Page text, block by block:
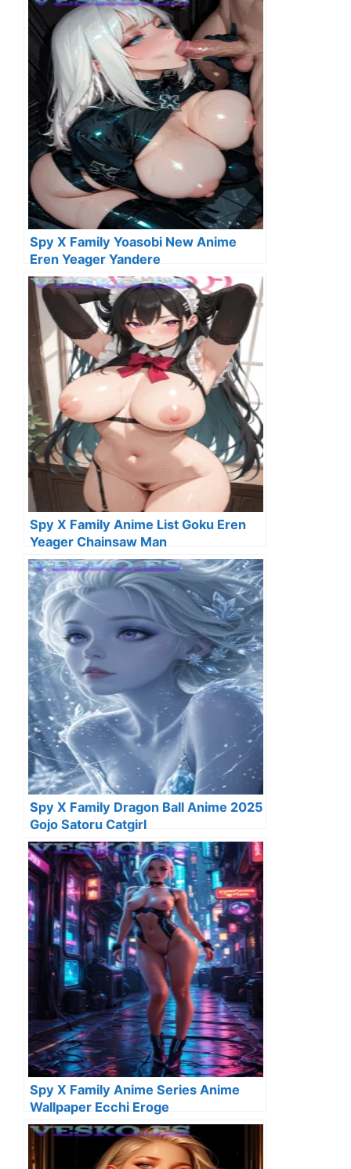
Spy X Family Yoasobi New Anime
Eren Yeager Yandere
Spy X Family Anime List Goku Eren
Yeager Chainsaw Man
Spy X Family Dragon Ball Anime 2025
Gojo Satoru Catgirl
Spy X Family Anime Series Anime
Wallpaper Ecchi Eroge